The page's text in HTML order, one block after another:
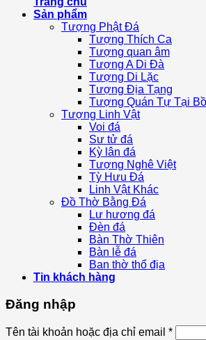
Sản phẩm
Tượng Phật Đá
Tượng Thích Ca
Tượng quan âm
Tượng A Di Đà
Tượng Di Lặc
Tượng Địa Tạng
Tượng Quán Tự Tại
Tượng Linh Vật
Voi đá
Sư tử đá
Kỳ lân đá
Tượng Nghê Việt
Tỳ Hưu Đá
Linh Vật Khác
Đồ Thờ Bằng Đá
Lư hương đá
Đèn đá
Bàn Thờ Thiên
Bàn lễ đá
Ban thờ thổ địa
Tin khách hàng
Đăng nhập
Tên tài khoản hoặc địa chỉ email *